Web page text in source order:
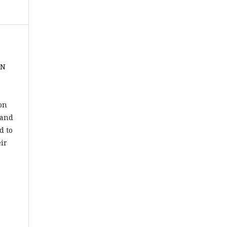
to